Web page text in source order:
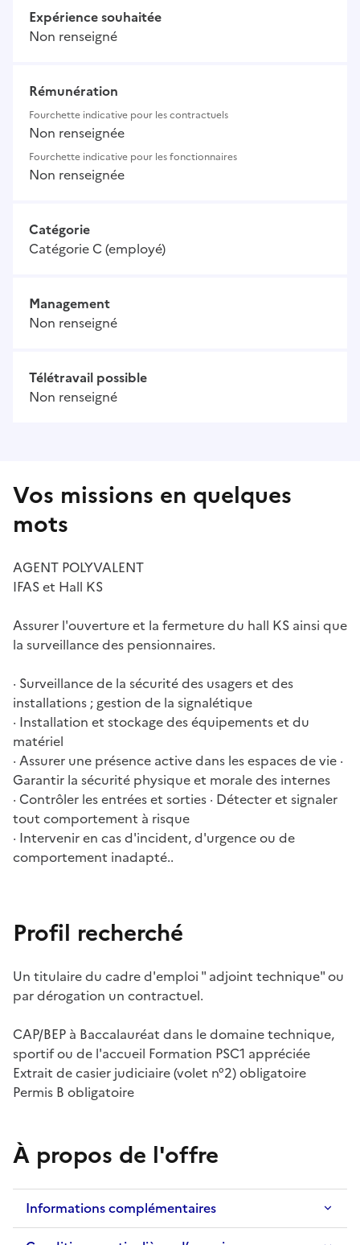
Expérience souhaitée
Non renseigné
Rémunération
Fourchette indicative pour les contractuels
Non renseignée
Fourchette indicative pour les fonctionnaires
Non renseignée
Catégorie
Catégorie C (employé)
Management
Non renseigné
Télétravail possible
Non renseigné
Vos missions en quelques
mots
AGENT POLYVALENT
IFAS et Hall KS
Assurer l'ouverture et la fermeture du hall KS ainsi que
la surveillance des pensionnaires.
· Surveillance de la sécurité des usagers et des
installations ; gestion de la signalétique
· Installation et stockage des équipements et du
matériel
· Assurer une présence active dans les espaces de vie ·
Garantir la sécurité physique et morale des internes
· Contrôler les entrées et sorties · Détecter et signaler
tout comportement à risque
· Intervenir en cas d'incident, d'urgence ou de
comportement inadapté..
Profil recherché
Un titulaire du cadre d'emploi " adjoint technique" ou
par dérogation un contractuel.
CAP/BEP à Baccalauréat dans le domaine technique,
sportif ou de l'accueil Formation PSC1 appréciée
Extrait de casier judiciaire (volet n°2) obligatoire
Permis B obligatoire
À propos de l'offre
Informations complémentaires